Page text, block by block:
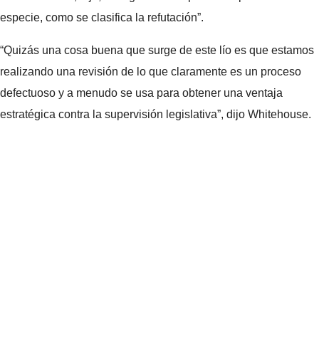
especie, como se clasifica la refutación”.
“Quizás una cosa buena que surge de este lío es que estamos
realizando una revisión de lo que claramente es un proceso
defectuoso y a menudo se usa para obtener una ventaja
estratégica contra la supervisión legislativa”, dijo Whitehouse.